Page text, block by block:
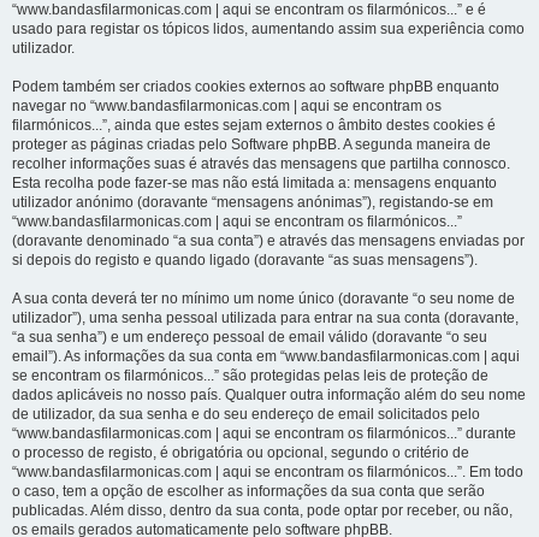
“www.bandasfilarmonicas.com | aqui se encontram os filarmónicos...” e é
usado para registar os tópicos lidos, aumentando assim sua experiência como
utilizador.
Podem também ser criados cookies externos ao software phpBB enquanto
navegar no “www.bandasfilarmonicas.com | aqui se encontram os
filarmónicos...”, ainda que estes sejam externos o âmbito destes cookies é
proteger as páginas criadas pelo Software phpBB. A segunda maneira de
recolher informações suas é através das mensagens que partilha connosco.
Esta recolha pode fazer-se mas não está limitada a: mensagens enquanto
utilizador anónimo (doravante “mensagens anónimas”), registando-se em
“www.bandasfilarmonicas.com | aqui se encontram os filarmónicos...”
(doravante denominado “a sua conta”) e através das mensagens enviadas por
si depois do registo e quando ligado (doravante “as suas mensagens”).
A sua conta deverá ter no mínimo um nome único (doravante “o seu nome de
utilizador”), uma senha pessoal utilizada para entrar na sua conta (doravante,
“a sua senha”) e um endereço pessoal de email válido (doravante “o seu
email”). As informações da sua conta em “www.bandasfilarmonicas.com | aqui
se encontram os filarmónicos...” são protegidas pelas leis de proteção de
dados aplicáveis no nosso país. Qualquer outra informação além do seu nome
de utilizador, da sua senha e do seu endereço de email solicitados pelo
“www.bandasfilarmonicas.com | aqui se encontram os filarmónicos...” durante
o processo de registo, é obrigatória ou opcional, segundo o critério de
“www.bandasfilarmonicas.com | aqui se encontram os filarmónicos...”. Em todo
o caso, tem a opção de escolher as informações da sua conta que serão
publicadas. Além disso, dentro da sua conta, pode optar por receber, ou não,
os emails gerados automaticamente pelo software phpBB.